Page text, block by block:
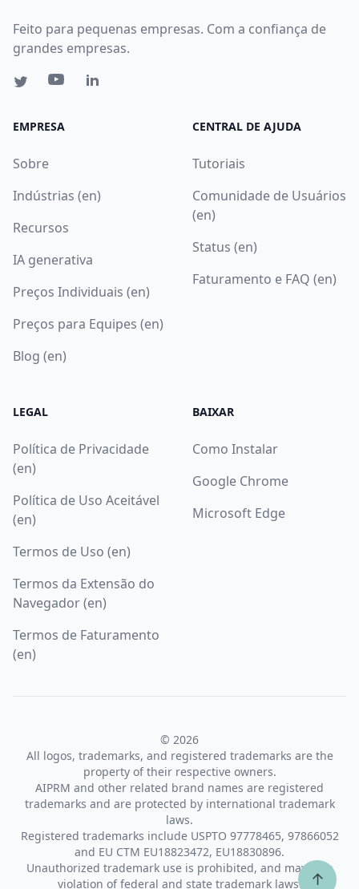
Feito para pequenas empresas. Com a confiança de
grandes empresas.
EMPRESA
Sobre
Indústrias (en)
Recursos
IA generativa
Preços Individuais (en)
Preços para Equipes (en)
Blog (en)
CENTRAL DE AJUDA
Tutoriais
Comunidade de Usuários
(en)
Status (en)
Faturamento e FAQ (en)
LEGAL
Política de Privacidade
(en)
Política de Uso Aceitável
(en)
Termos de Uso (en)
Termos da Extensão do
Navegador (en)
Termos de Faturamento
(en)
BAIXAR
Como Instalar
Google Chrome
Microsoft Edge
© 2026
All logos, trademarks, and registered trademarks are the
property of their respective owners.
AIPRM and other related brand names are registered
trademarks and are protected by international trademark
laws.
Registered trademarks include USPTO 97778465, 97866052
and EU CTM EU18823472, EU18830896.
Unauthorized trademark use is prohibited, and may be a
violation of federal and state trademark laws.
↑